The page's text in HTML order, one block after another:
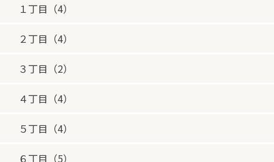
１丁目（4）
２丁目（4）
３丁目（2）
４丁目（4）
５丁目（4）
６丁目（5）